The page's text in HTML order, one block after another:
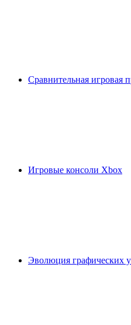
Сравнительная игровая
Игровые консоли Xbox
Эволюция графических